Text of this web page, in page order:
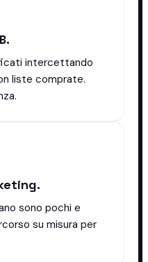
intercettando
liste comprate.
sono pochi e
su misura per